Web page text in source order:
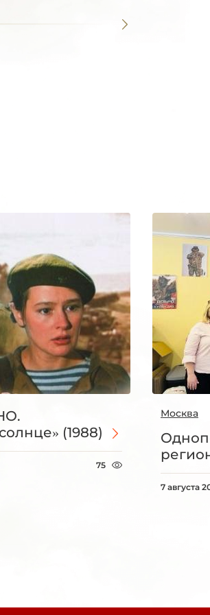
(1988)
75
Москва
7 августа